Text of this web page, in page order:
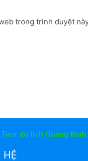
trong trình duyệt
Tour du lịch Quảng Bình
HỆ